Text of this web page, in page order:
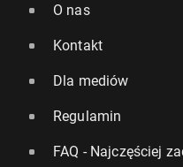
O nas
Kontakt
Dla mediów
Regulamin
FAQ - Najczęściej